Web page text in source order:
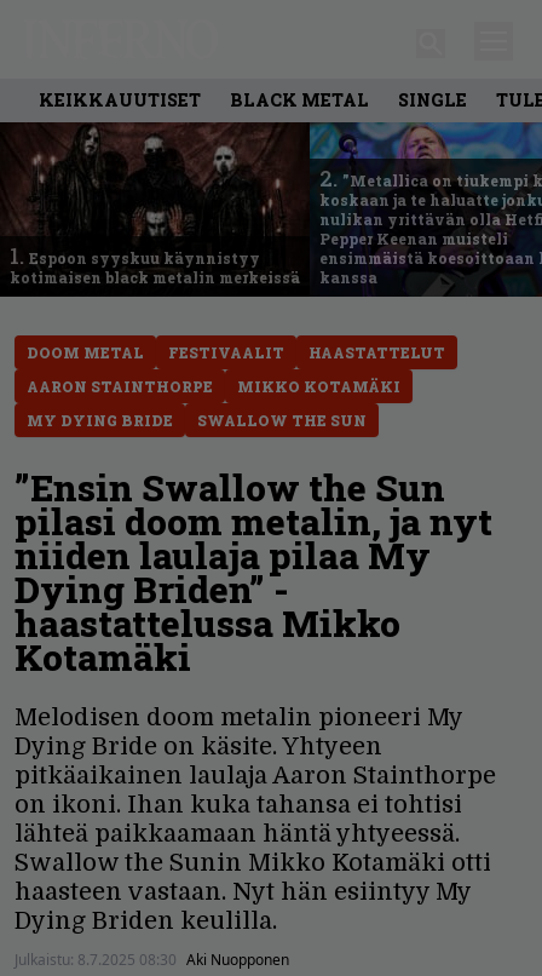
KEIKKAUUTISET BLACK METAL SINGLE
1. Espoon syyskuu käynnistyy
kotimaisen black metalin merkeissä
2. ”Metallica on tiukempi
koskaan ja te haluatte
nulikan yrittävän olla
Pepper Keenan muisteli
ensimmäistä
kanssa
DOOM METAL FESTIVAALIT
HAASTATTELUT
AARON STAINTHORPE
MIKKO KOTAMÄKI
MY DYING BRIDE
SWALLOW THE SUN
”Ensin Swallow the Sun
pilasi doom metalin, ja nyt
niiden laulaja pilaa My
Dying Briden” -
haastattelussa Mikko
Kotamäki
Melodisen doom metalin pioneeri My
Dying Bride on käsite. Yhtyeen
pitkäaikainen laulaja Aaron Stainthorpe
on ikoni. Ihan kuka tahansa ei tohtisi
lähteä paikkaamaan häntä yhtyeessä.
Swallow the Sunin Mikko Kotamäki otti
haasteen vastaan. Nyt hän esiintyy My
Dying Briden keulilla.
Julkaistu: 8.7.2025 08:30 Aki Nuopponen